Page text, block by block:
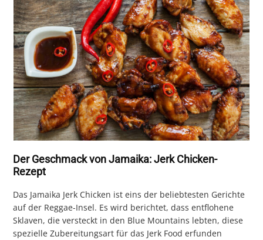
Der Geschmack von Jamaika: Jerk Chicken-
Rezept
Das Jamaika Jerk Chicken ist eins der beliebtesten Gerichte
auf der Reggae-Insel. Es wird berichtet, dass entflohene
Sklaven, die versteckt in den Blue Mountains lebten, diese
spezielle Zubereitungsart für das Jerk Food erfunden